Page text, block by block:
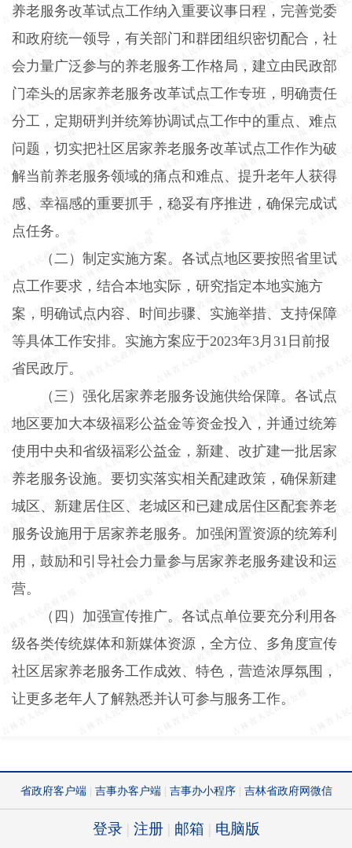
养老服务改革试点工作纳入重要议事日程，完善党委
和政府统一领导，有关部门和群团组织密切配合，社
会力量广泛参与的养老服务工作格局，建立由民政部
门牵头的居家养老服务改革试点工作专班，明确责任
分工，定期研判并统筹协调试点工作中的重点、难点
问题，切实把社区居家养老服务改革试点工作作为破
解当前养老服务领域的痛点和难点、提升老年人获得
感、幸福感的重要抓手，稳妥有序推进，确保完成试
点任务。
（二）制定实施方案。 各试点地区要按照省里试
点工作要求，结合本地实际，研究指定本地实施方
案，明确试点内容、时间步骤、实施举措、支持保障
等具体工作安排。实施方案应于2023年3 月 31 日前报
省民政厅。
（三）强化居家养老服务设施供给保障。 各试点
地区要加大本级福彩公益金等资金投入，并通过统筹
使用中央和省级福彩公益金，新建、改扩建一批居家
养老服务设施。要切实落实相关配建政策，确保新建
城区、新建居住区、老城区和已建成居住区配套养老
服务设施用于居家养老服务。加强闲置资源的统筹利
用，鼓励和引导社会力量参与居家养老服务建设和运
营。
（四）加强宣传推广。 各试点单位要充分利用各
级各类传统媒体和新媒体资源，全方位、多角度宣传
社区居家养老服务工作成效、特色，营造浓厚氛围，
让更多老年人了解熟悉并认可参与服务工作。